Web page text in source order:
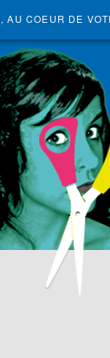
, AU COEUR DE